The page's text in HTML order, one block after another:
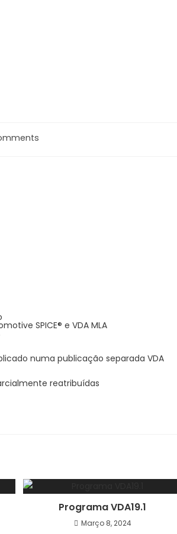
SPICE® e VDA MLA
numa publicação separada VDA
reatribuídas
Programa VDA19.1
Março 8, 2024